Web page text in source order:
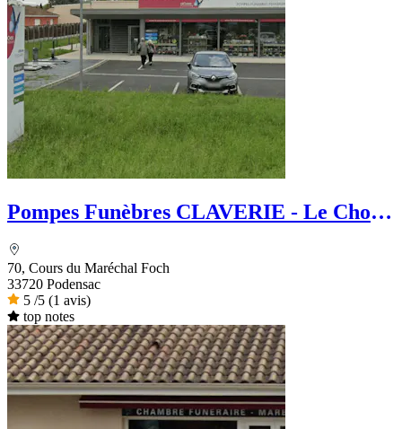
Pompes Funèbres CLAVERIE - Le Choix
70, Cours du Maréchal Foch
33720 Podensac
5 /5 (1 avis)
top notes